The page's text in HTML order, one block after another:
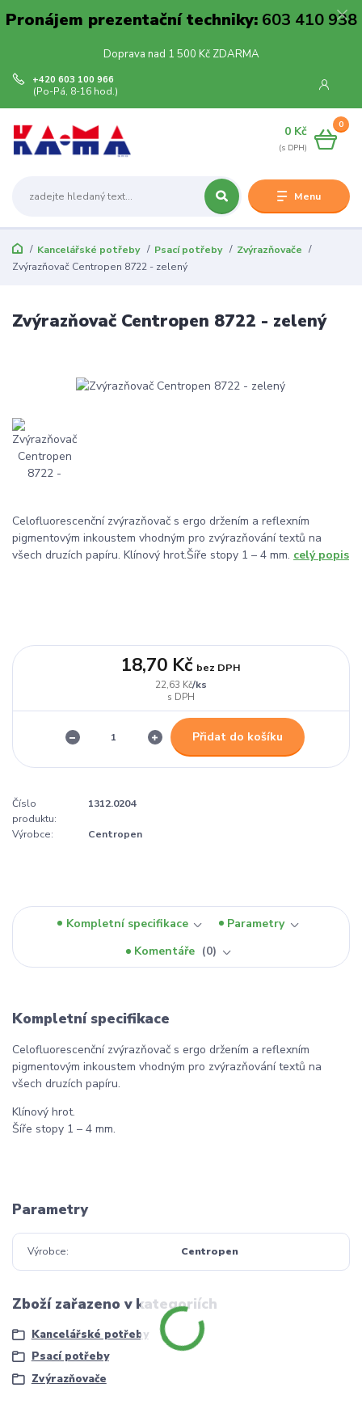
Pronájem prezentační techniky:603 410 938
Doprava nad 1 500 Kč ZDARMA
Menu
+420 603 100 966
(Po-Pá, 8-16 hod.)
0
0 Kč
Kancelářské potřeby Psací potřeby
Zvýrazňovače
Zvýrazňovač Centropen 8722 - zelený
Zvýrazňovač Centropen 8722 - zelený
Celofluorescenční zvýrazňovač s ergo držením a reflexním
pigmentovým inkoustem vhodným pro zvýrazňování textů na
všech druzích papíru. Klínový hrot.Šíře stopy 1 – 4 mm. celý popis
22,63 Kč/ks
18,70 Kč bez DPH
Přidat do košíku
Číslo
produktu:
1312.0204
Výrobce: Centropen
Kompletní specifikace
Parametry
Komentáře
0
Kompletní specifikace
Celofluorescenční zvýrazňovač s ergo držením a reflexním
pigmentovým inkoustem vhodným pro zvýrazňování textů na
všech druzích papíru.
Klínový hrot.
Šíře stopy 1 – 4 mm.
Parametry
Výrobce Centropen
Zboží zařazeno v kategoriích
Kancelářské potřeby
Psací potřeby
Zvýrazňovače